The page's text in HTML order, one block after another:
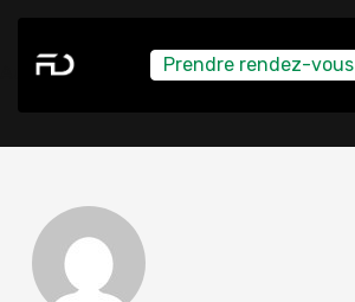
Prendre rendez-vous
Audrey Cameron 2022-06-02